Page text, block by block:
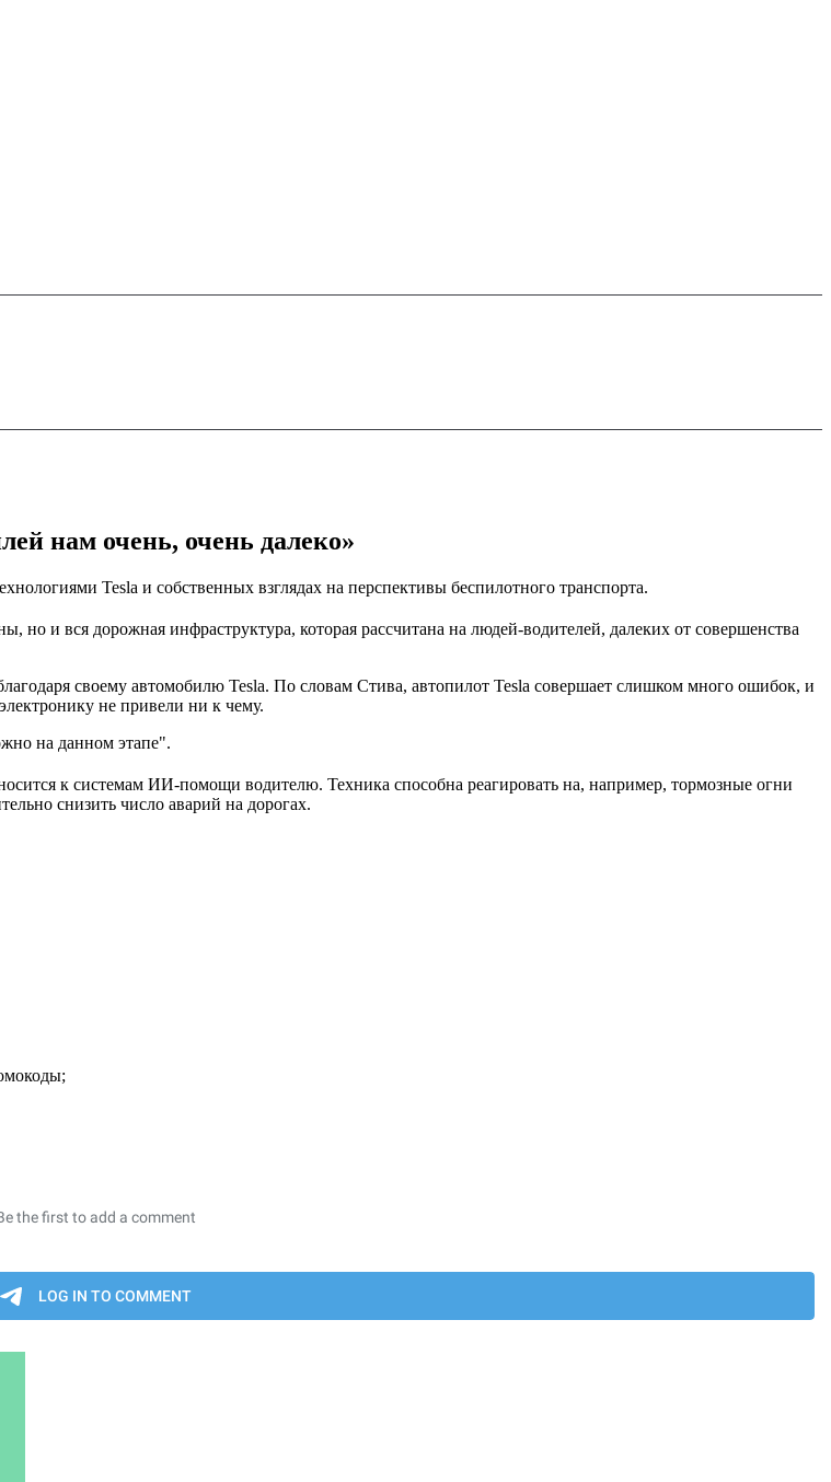
нам очень, очень далеко»
Tesla и собственных взглядах на перспективы беспилотного транспорта.
и вся дорожная инфраструктура, которая рассчитана на людей-водителей, далеких от совершенства
своему автомобилю Tesla. По словам Стива, автопилот Tesla совершает слишком много ошибок, и
не привели ни к чему.
на данном этапе".
к системам ИИ-помощи водителю. Техника способна реагировать на, например, тормозные огни
снизить число аварий на дорогах.